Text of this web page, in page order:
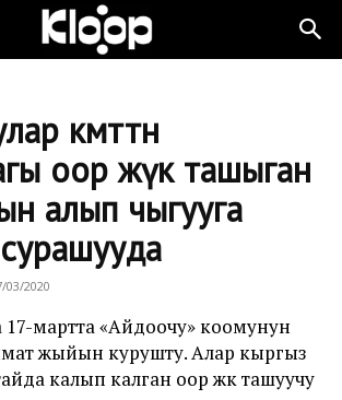
өкмөттөн
оор жүк ташыган
алып чыгууга
03/2020
мартта «Айдоочу» коомунун
жыйын курушту. Алар кыргыз
калып калган оор жүк ташуучу